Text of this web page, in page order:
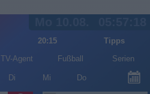
20:15
Tipps
TV-Agent Fußball Serien
Di Mi Do